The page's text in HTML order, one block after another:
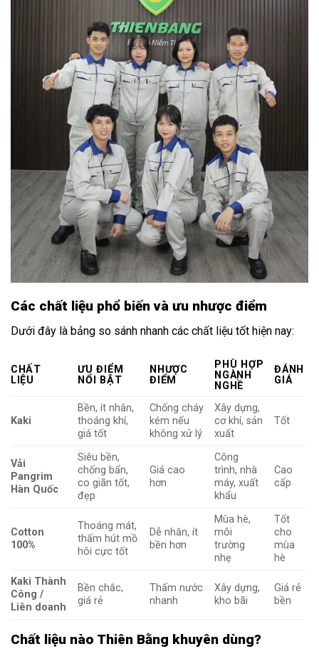
Các chất liệu phổ biến và ưu nhược điểm
Dưới đây là bảng so sánh nhanh các chất liệu tốt hiện nay:
CHẤT
LIỆU
ƯU ĐIỂM
NỔI BẬT
NHƯỢC
ĐIỂM
PHÙ HỢP
NGÀNH
NGHỀ
ĐÁNH
GIÁ
Kaki
Bền, ít nhăn,
thoáng khí,
giá tốt
Chống cháy
kém nếu
không xử lý
Xây dựng,
cơ khí, sản
xuất
Tốt
Vải
Pangrim
Hàn Quốc
Siêu bền,
chống bẩn,
co giãn tốt,
đẹp
Giá cao
hơn
Công
trình, nhà
máy, xuất
khẩu
Cao
cấp
Cotton
100%
Thoáng mát,
thấm hút mồ
hôi cực tốt
Dễ nhăn, ít
bền hơn
Mùa hè,
môi
trường
nhẹ
Tốt
cho
mùa
hè
Kaki Thành
Công /
Liên doanh
Bền chắc,
giá rẻ
Thấm nước
nhanh
Xây dựng,
kho bãi
Giá rẻ
bền
Chất liệu nào Thiên Bằng khuyên dùng?